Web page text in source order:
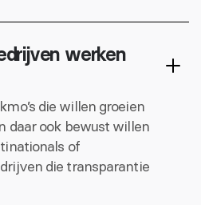
werken
die willen groeien
daar ook bewust willen
of
die transparantie